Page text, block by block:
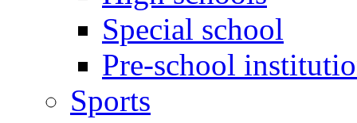
Special school
Pre-school
Sports